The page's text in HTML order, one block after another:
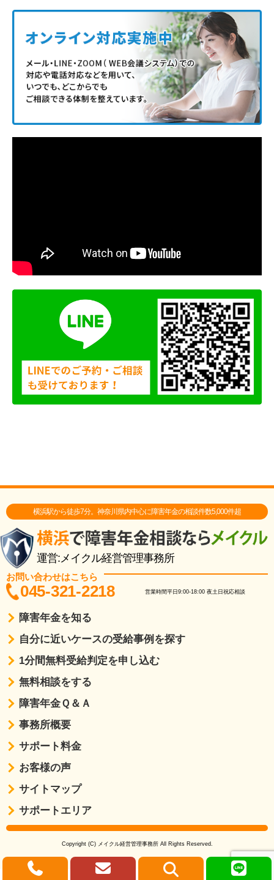
横浜駅から徒歩7分。神奈川県内中心に障害年金の相談件数5,000件超
運営:メイクル経営管理事務所
お問い合わせはこちら
045-321-2218 営業時間平日9:00-18:00夜土日祝応相談
障害年金を知る
自分に近いケースの受給事例を探す
1分間無料受給判定を申し込む
無料相談をする
障害年金Ｑ＆Ａ
事務所概要
サポート料金
お客様の声
サイトマップ
サポートエリア
Copyright (C) メイクル経営管理事務所 All Rights Reserved.